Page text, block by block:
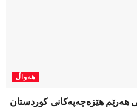
هەواڵ
هەرێم هێزەچەپەكانی كوردستان